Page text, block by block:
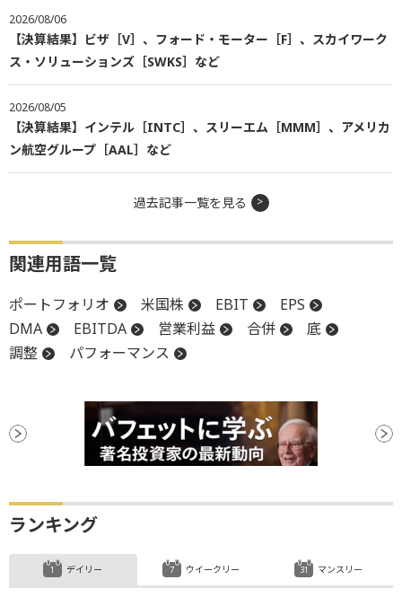
2026/08/06
【決算結果】ビザ［V］、フォード・モーター［F］、スカイワーク
ス・ソリューションズ［SWKS］など
2026/08/05
【決算結果】インテル［INTC］、スリーエム［MMM］、アメリカ
ン航空グループ［AAL］など
過去記事一覧を見る
関連用語一覧
ポートフォリオ 米国株 EBIT
EPS
DMA
EBITDA 営業利益 合併
底
調整
パフォーマンス
ランキング
デイリー ウイークリー マンスリー